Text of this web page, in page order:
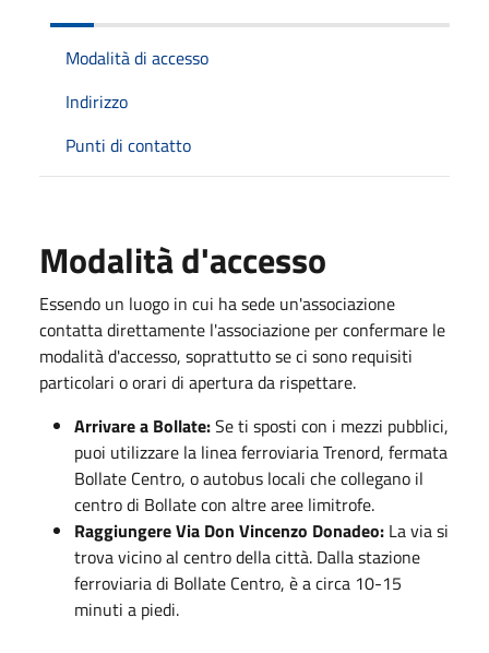
Modalità di accesso
Indirizzo
Punti di contatto
Modalità d'accesso
Essendo un luogo in cui ha sede un'associazione
contatta direttamente l'associazione per confermare le
modalità d'accesso, soprattutto se ci sono requisiti
particolari o orari di apertura da rispettare.
Arrivare a Bollate:Se ti sposti con i mezzi pubblici,
puoi utilizzare la linea ferroviaria Trenord, fermata
Bollate Centro, o autobus locali che collegano il
centro di Bollate con altre aree limitrofe.
Raggiungere Via Don Vincenzo Donadeo: La via si
trova vicino al centro della città. Dalla stazione
ferroviaria di Bollate Centro, è a circa 10-15
minuti a piedi.